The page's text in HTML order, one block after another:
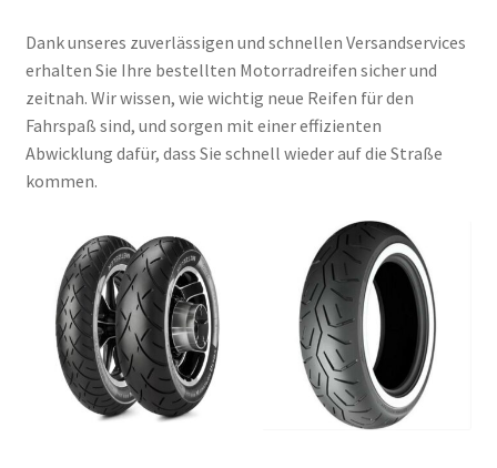
Dank unseres zuverlässigen und schnellen Versandservices
erhalten Sie Ihre bestellten Motorradreifen sicher und
zeitnah. Wir wissen, wie wichtig neue Reifen für den
Fahrspaß sind, und sorgen mit einer effizienten
Abwicklung dafür, dass Sie schnell wieder auf die Straße
kommen.